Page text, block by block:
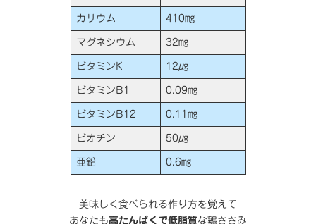
カリウム 410㎎
マグネシウム 32㎎
ビタミンK 12㎍
ビタミンB1 0.09㎎
ビタミンB12 0.11㎎
ビオチン 50㎍
亜鉛 0.6㎎
美味しく食べられる作り方を覚えて
あなたも高たんぱくで低脂質な鶏ささみ